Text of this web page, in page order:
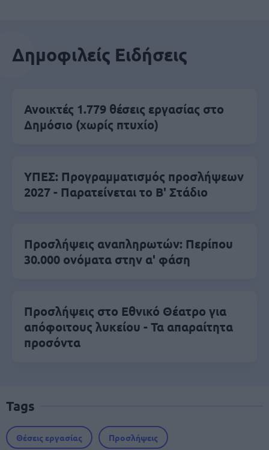
Δημοφιλείς Ειδήσεις
Ανοικτές 1.779 θέσεις εργασίας στο
Δημόσιο (χωρίς πτυχίο)
ΥΠΕΣ: Προγραμματισμός προσλήψεων
2027 - Παρατείνεται το Β' Στάδιο
Προσλήψεις αναπληρωτών: Περίπου
30.000 ονόματα στην α' φάση
Προσλήψεις στο Εθνικό Θέατρο για
απόφοιτους λυκείου - Τα απαραίτητα
προσόντα
Tags
Θέσεις εργασίας Προσλήψεις